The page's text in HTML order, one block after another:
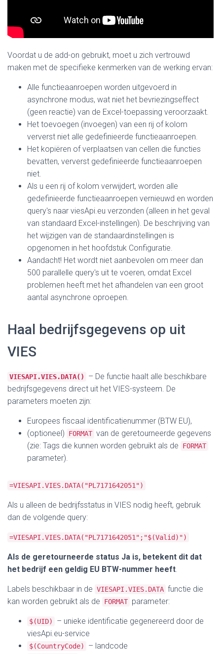
Voordat u de add-on gebruikt, moet u zich vertrouwd
maken met de specifieke kenmerken van de werking ervan:
Alle functieaanroepen worden uitgevoerd in
asynchrone modus, wat niet het bevriezingseffect
(geen reactie) van de Excel-toepassing veroorzaakt.
Het toevoegen (invoegen) van een rij of kolom
ververst niet alle gedefinieerde functieaanroepen.
Het kopiëren of verplaatsen van cellen die functies
bevatten, ververst gedefinieerde functieaanroepen
niet.
Als u een rij of kolom verwijdert, worden alle
gedefinieerde functieaanroepen vernieuwd en worden
query's naar viesApi.eu verzonden (alleen in het geval
van standaard Excel-instellingen). De beschrijving van
het wijzigen van de standaardinstellingen is
opgenomen in het hoofdstuk Configuratie.
Aandacht! Het wordt niet aanbevolen om meer dan
500 parallelle query's uit te voeren, omdat Excel
problemen heeft met het afhandelen van een groot
aantal asynchrone oproepen.
Haal bedrijfsgegevens op uit
VIES
VIESAPI.VIES.DATA()
– De functie haalt alle beschikbare
bedrijfsgegevens direct uit het VIES-systeem. De
parameters moeten zijn:
Europees fiscaal identificatienummer (BTW EU),
(optioneel)
FORMAT van de geretourneerde gegevens
(zie: Tags die kunnen worden gebruikt als de
FORMAT
parameter).
=VIESAPI.VIES.DATA("PL7171642051")
Als u alleen de bedrijfsstatus in VIES nodig heeft, gebruik
dan de volgende query:
=VIESAPI.VIES.DATA("PL7171642051";"$(Valid)")
Als de geretourneerde status Ja is, betekent dit dat
het bedrijf een geldig EU BTW-nummer heeft.
Labels beschikbaar in de VIESAPI.VIES.DATA functie die
kan worden gebruikt als de
FORMAT parameter:
$(UID)
– unieke identificatie gegenereerd door de
viesApi.eu-service
$(CountryCode)
– landcode